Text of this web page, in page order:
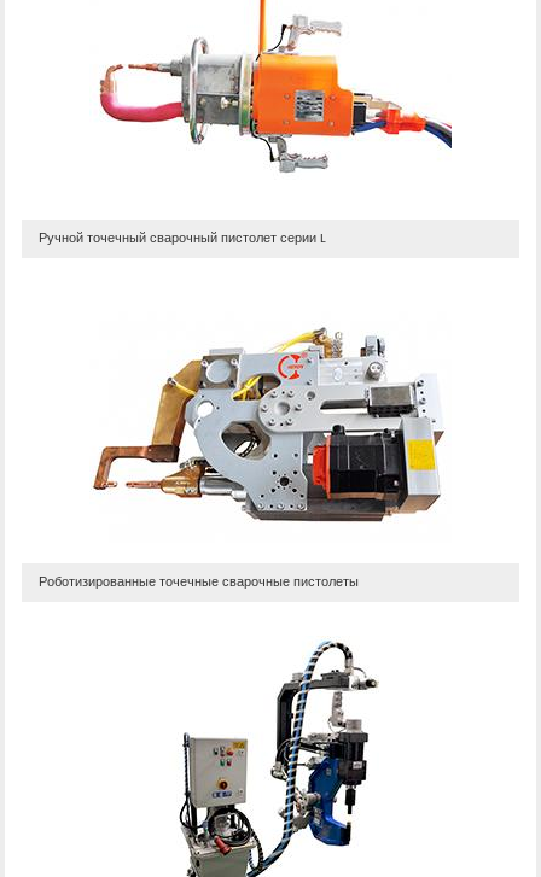
Ручной точечный сварочный пистолет серии L
Роботизированные точечные сварочные пистолеты